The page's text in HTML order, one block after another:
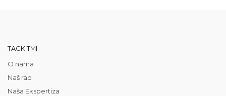
TACK TMI
O nama
Naš rad
Naša Ekspertiza